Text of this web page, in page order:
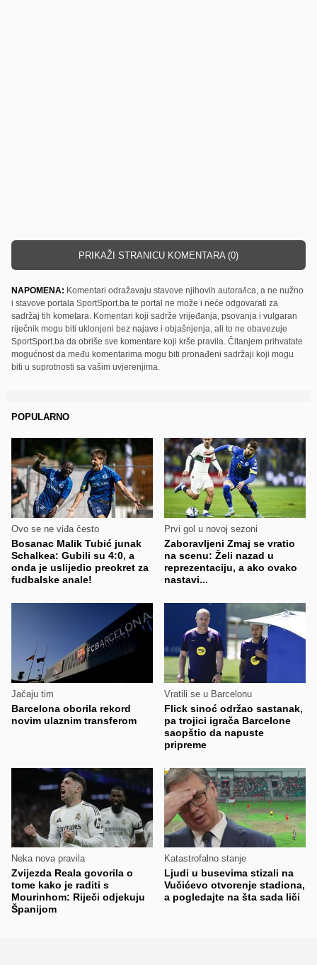
PRIKAŽI STRANICU KOMENTARA (0)
NAPOMENA: Komentari odražavaju stavove njihovih autora/ica, a ne nužno
i stavove portala SportSport.ba te portal ne može i neće odgovarati za
sadržaj tih kometara. Komentari koji sadrže vrijeđanja, psovanja i vulgaran
riječnik mogu biti uklonjeni bez najave i objašnjenja, ali to ne obavezuje
SportSport.ba da obriše sve komentare koji krše pravila. Čitanjem prihvatate
mogućnost da među komentarima mogu biti pronađeni sadržaji koji mogu
biti u suprotnosti sa vašim uvjerenjima.
POPULARNO
Ovo se ne viđa često
Bosanac Malik Tubić junak
Schalkea: Gubili su 4:0, a
onda je uslijedio preokret za
fudbalske anale!
Prvi gol u novoj sezoni
Zaboravljeni Zmaj se vratio
na scenu: Želi nazad u
reprezentaciju, a ako ovako
nastavi...
Jačaju tim
Barcelona oborila rekord
novim ulaznim transferom
Vratili se u Barcelonu
Flick sinoć održao sastanak,
pa trojici igrača Barcelone
saopštio da napuste
pripreme
Neka nova pravila
Zvijezda Reala govorila o
tome kako je raditi s
Mourinhom: Riječi odjekuju
Španijom
Katastrofalno stanje
Ljudi u busevima stizali na
Vučićevo otvorenje stadiona,
a pogledajte na šta sada liči